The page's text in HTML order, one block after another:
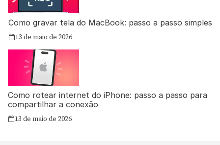
Como gravar tela do MacBook: passo a passo simples
13 de maio de 2026
Como rotear internet do iPhone: passo a passo para
compartilhar a conexão
13 de maio de 2026